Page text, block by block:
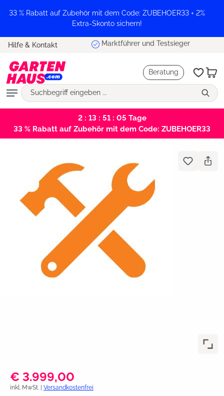
springen
33 % Rabatt auf Zubehör mit dem Code: ZUBEHOER33 + 2%
Extra-Skonto sichern!
Hilfe & Kontakt Marktführer und Testsieger
Beratung
2 : 13 : 51 : 05 Tage
33 % Rabatt auf Zubehör mit dem Code: ZUBEHOER33
€ 3.999,00
inkl. MwSt. | Versandkostenfrei